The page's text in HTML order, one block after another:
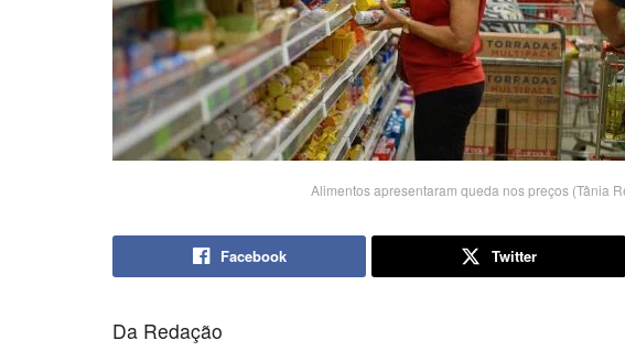
Alimentos apresentaram queda nos preços (Tânia
Facebook Twitter
Da Redação